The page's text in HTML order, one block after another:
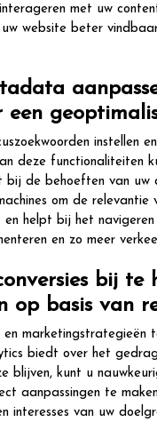
met uw
website beter
instellen
deze functionaliteiten
de behoeften van uw
om de
helpt bij het
en zo meer
bij te
basis van
marketingstrategieën
biedt over het
blijven, kunt u
aanpassingen te
van uw